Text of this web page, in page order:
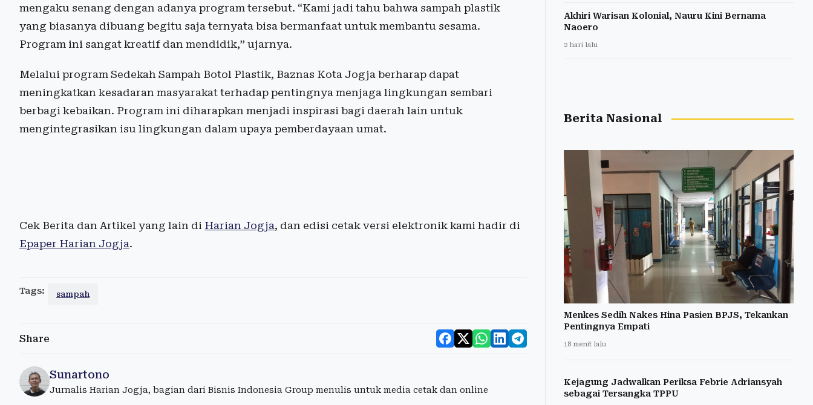
mengaku senang dengan adanya program tersebut. “Kami jadi tahu bahwa sampah plastik
yang biasanya dibuang begitu saja ternyata bisa bermanfaat untuk membantu sesama.
Program ini sangat kreatif dan mendidik,” ujarnya.
Melalui program Sedekah Sampah Botol Plastik, Baznas Kota Jogja berharap dapat
meningkatkan kesadaran masyarakat terhadap pentingnya menjaga lingkungan sembari
berbagi kebaikan. Program ini diharapkan menjadi inspirasi bagi daerah lain untuk
mengintegrasikan isu lingkungan dalam upaya pemberdayaan umat.
Cek Berita dan Artikel yang lain di Harian Jogja, dan edisi cetak versi elektronik kami hadir di
Epaper Harian Jogja.
Tags: sampah
Share
Sunartono
Jurnalis Harian Jogja, bagian dari Bisnis Indonesia Group menulis untuk media cetak dan online
Akhiri Warisan Kolonial, Nauru Kini Bernama
Naoero
2 hari lalu
Berita Nasional
Menkes Sedih Nakes Hina Pasien BPJS, Tekankan
Pentingnya Empati
18 menit lalu
Kejagung Jadwalkan Periksa Febrie Adriansyah
sebagai Tersangka TPPU